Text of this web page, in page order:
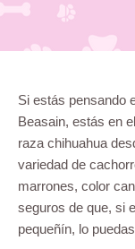
Si estás pensando
Beasain, estás en
raza chihuahua
variedad de
marrones, color
seguros de que, si
pequeñín, lo